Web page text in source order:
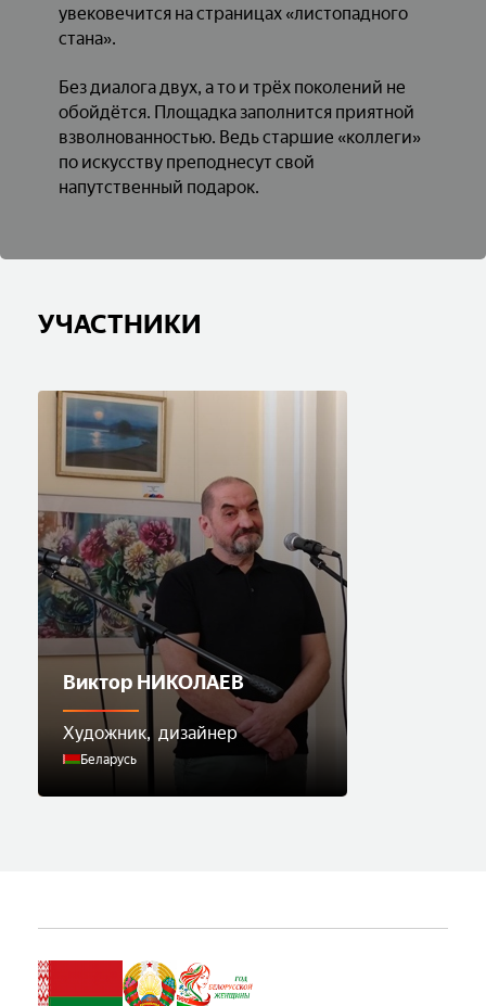
увековечится на страницах «листопадного
стана».
Без диалога двух, а то и трёх поколений не
обойдётся. Площадка заполнится приятной
взволнованностью. Ведь старшие «коллеги»
по искусству преподнесут свой
напутственный подарок.
УЧАСТНИКИ
Виктор НИКОЛАЕВ
Художник дизайнер
Беларусь